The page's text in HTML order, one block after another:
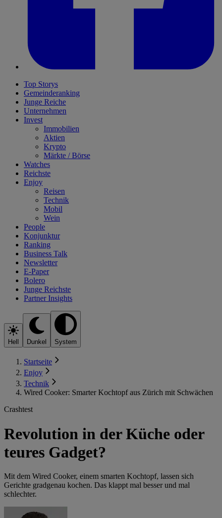
Top Storys
Gemeinderanking
Junge Reiche
Unternehmen
Invest
Immobilien
Aktien
Krypto
Märkte / Börse
Watches
Reichste
Enjoy
Reisen
Technik
Mobil
Wein
People
Konjunktur
Ranking
Business Talk
Newsletter
E-Paper
Bolero
Junge Reichste
Partner Insights
Hell Dunkel System
Startseite
Enjoy
Technik
Wired Cooker: Smarter Kochtopf aus Zürich mit Schwächen
Crashtest
Revolution in der Küche oder
teures Gadget?
Mit dem Wired Cooker, einem smarten Kochtopf, lassen sich
Gerichte gradgenau kochen. Das klappt mal besser und mal
schlechter.